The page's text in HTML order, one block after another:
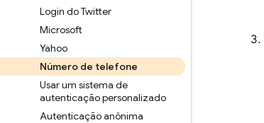
Login do Twitter
Microsoft
Yahoo
Número de telefone
Usar um sistema de
autenticação personalizado
Autenticação anônima